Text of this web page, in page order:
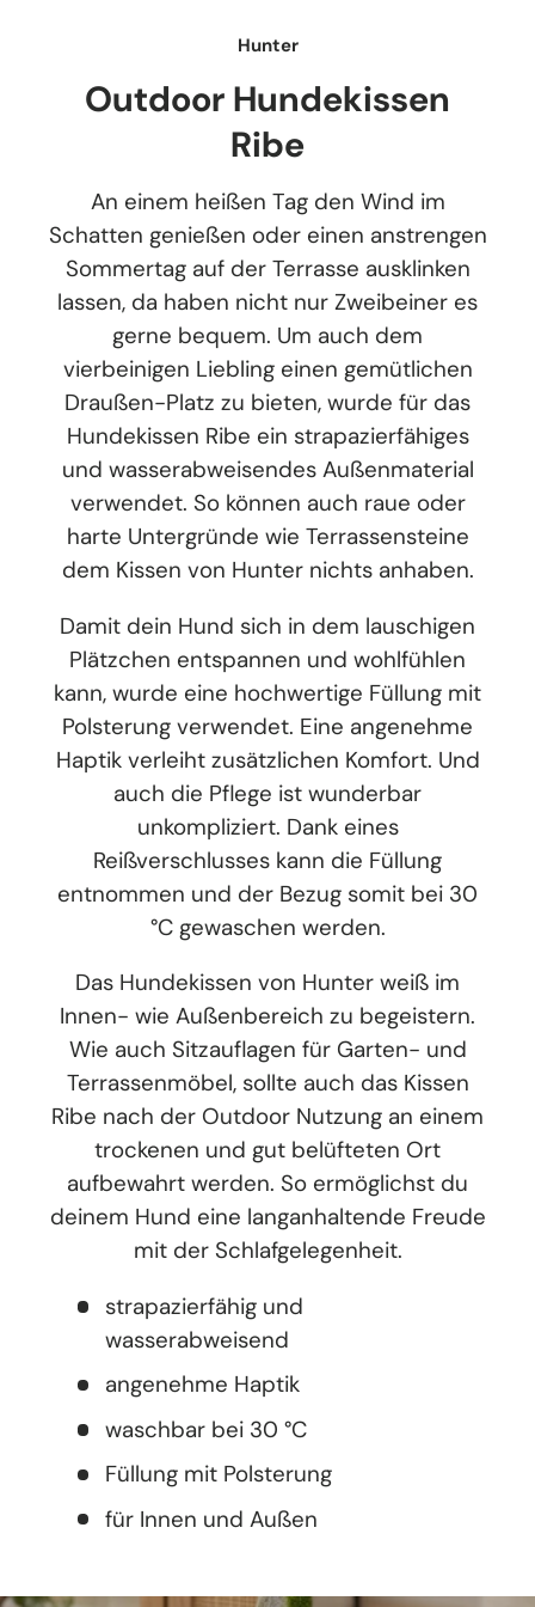
Hunter
Outdoor Hundekissen
Ribe
An einem heißen Tag den Wind im
Schatten genießen oder einen anstrengen
Sommertag auf der Terrasse ausklinken
lassen, da haben nicht nur Zweibeiner es
gerne bequem. Um auch dem
vierbeinigen Liebling einen gemütlichen
Draußen-Platz zu bieten, wurde für das
Hundekissen Ribe ein strapazierfähiges
und wasserabweisendes Außenmaterial
verwendet. So können auch raue oder
harte Untergründe wie Terrassensteine
dem Kissen von Hunter nichts anhaben.
Damit dein Hund sich in dem lauschigen
Plätzchen entspannen und wohlfühlen
kann, wurde eine hochwertige Füllung mit
Polsterung verwendet. Eine angenehme
Haptik verleiht zusätzlichen Komfort. Und
auch die Pflege ist wunderbar
unkompliziert. Dank eines
Reißverschlusses kann die Füllung
entnommen und der Bezug somit bei 30
°C gewaschen werden.
Das Hundekissen von Hunter weiß im
Innen- wie Außenbereich zu begeistern.
Wie auch Sitzauflagen für Garten- und
Terrassenmöbel, sollte auch das Kissen
Ribe nach der Outdoor Nutzung an einem
trockenen und gut belüfteten Ort
aufbewahrt werden. So ermöglichst du
deinem Hund eine langanhaltende Freude
mit der Schlafgelegenheit.
strapazierfähig und
wasserabweisend
angenehme Haptik
waschbar bei 30 °C
Füllung mit Polsterung
für Innen und Außen